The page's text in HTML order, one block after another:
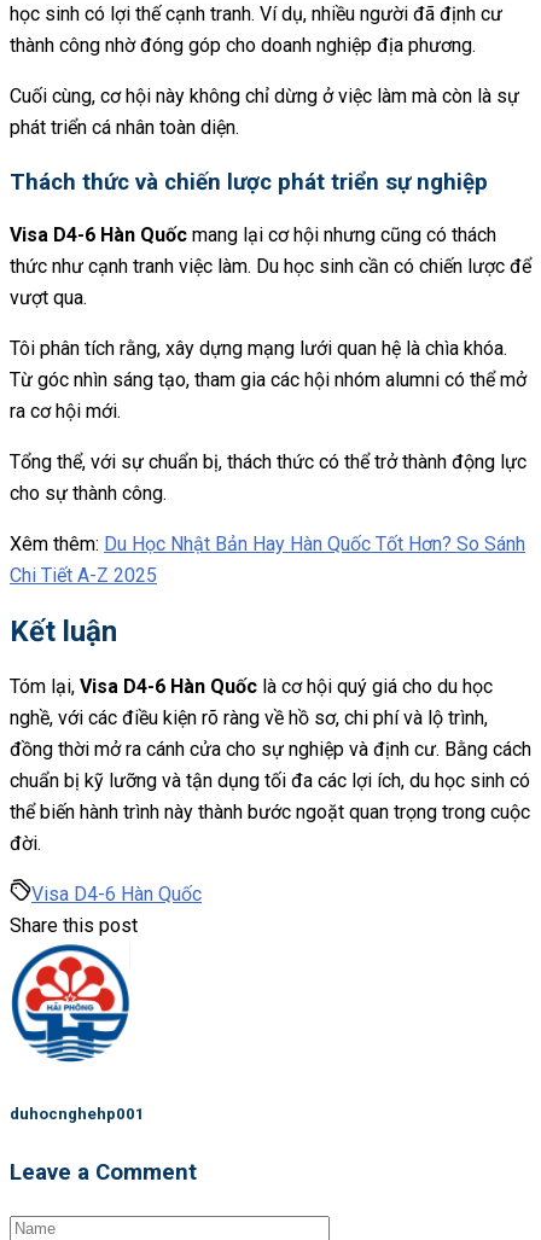
học sinh có lợi thế cạnh tranh. Ví dụ, nhiều người đã định cư
thành công nhờ đóng góp cho doanh nghiệp địa phương.
Cuối cùng, cơ hội này không chỉ dừng ở việc làm mà còn là sự
phát triển cá nhân toàn diện.
Thách thức và chiến lược phát triển sự nghiệp
Visa D4-6 Hàn Quốc mang lại cơ hội nhưng cũng có thách
thức như cạnh tranh việc làm. Du học sinh cần có chiến lược để
vượt qua.
Tôi phân tích rằng, xây dựng mạng lưới quan hệ là chìa khóa.
Từ góc nhìn sáng tạo, tham gia các hội nhóm alumni có thể mở
ra cơ hội mới.
Tổng thể, với sự chuẩn bị, thách thức có thể trở thành động lực
cho sự thành công.
Xêm thêm: Du Học Nhật Bản Hay Hàn Quốc Tốt Hơn? So Sánh
Chi Tiết A-Z 2025
Kết luận
Tóm lại, Visa D4-6 Hàn Quốc là cơ hội quý giá cho du học
nghề, với các điều kiện rõ ràng về hồ sơ, chi phí và lộ trình,
đồng thời mở ra cánh cửa cho sự nghiệp và định cư. Bằng cách
chuẩn bị kỹ lưỡng và tận dụng tối đa các lợi ích, du học sinh có
thể biến hành trình này thành bước ngoặt quan trọng trong cuộc
đời.
Visa D4-6 Hàn Quốc
Share this post
duhocnghehp001
Leave a Comment